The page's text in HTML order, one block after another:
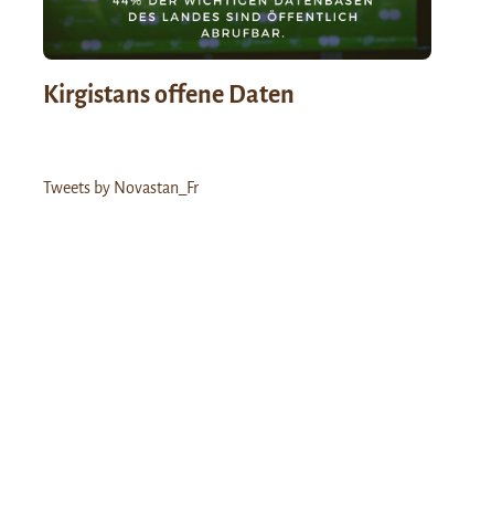
Kirgistans offene Daten
Tweets by Novastan_Fr